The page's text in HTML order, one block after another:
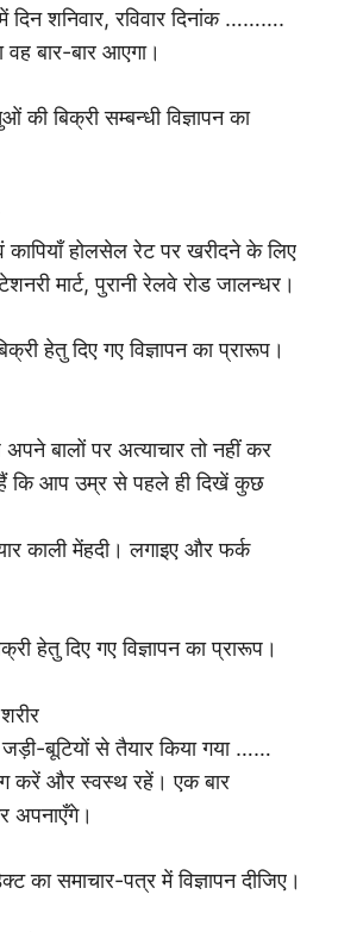
दिन शनिवार, रविवार दिनांक ……….
बार-बार आएगा।
बिक्री सम्बन्धी विज्ञापन का
कापियाँ होलसेल रेट पर खरीदने के लिए
मार्ट, पुरानी रेलवे रोड जालन्धर।
हेतु दिए गए विज्ञापन का प्रारूप।
बालों पर अत्याचार तो नहीं कर
कि आप उम्र से पहले ही दिखें कुछ
काली मेंहदी। लगाइए और फर्क
हेतु दिए गए विज्ञापन का प्रारूप।
जड़ी-बूटियों से तैयार किया गया ……
करें और स्वस्थ रहें। एक बार
अपनाएँगे।
का समाचार-पत्र में विज्ञापन दीजिए।